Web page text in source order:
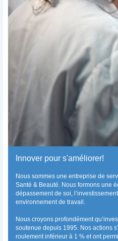
Innover pour s'améliorer!
Nous sommes une entreprise de
Santé & Beauté. Nous formons une
dépassement de soi,
environnement de travail.
Nous croyons profondément
soutenue depuis 1995. Nos actions
roulement inférieur à 1 % et ont